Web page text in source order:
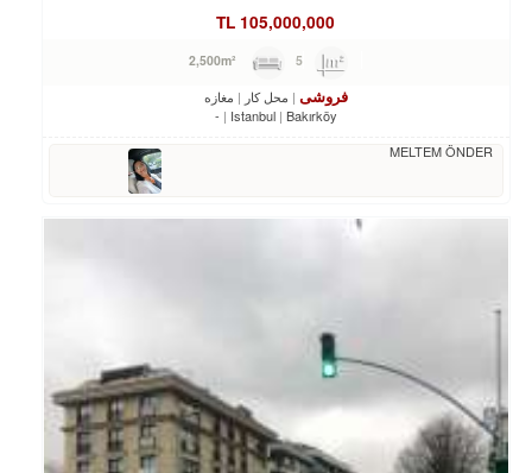
TL 105,000,000
5
فروشی محل کار
مغازه
Istanbul Bakırköy
-
MELTEM ÖNDER